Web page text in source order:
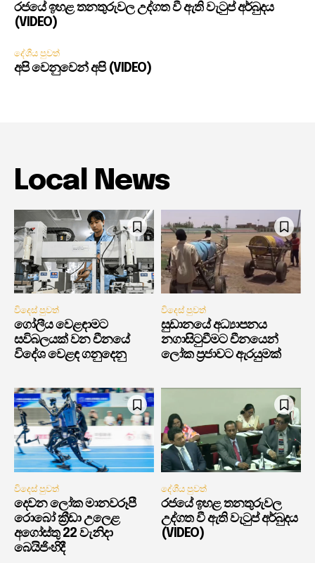
රජයේ ඉහළ තනතුරුවල උද්ගත වී ඇති වැටුප් අර්බුදය
(VIDEO)
දේශීය පුවත්
අපි වෙනුවෙන් අපි (VIDEO)
Local News
විදෙස් පුවත්
ගෝලීය වෙළඳාමට
සවිබලයක් වන චීනයේ
විදේශ වෙළඳ ගනුදෙනු
විදෙස් පුවත්
සුඩානයේ අධ්‍යාපනය
නගාසිටුවීමට චීනයෙන්
ලෝක ප්‍රජාවට ඇරයුමක්
විදෙස් පුවත්
දෙවන ලෝක මානවරූපී
රොබෝ ක්‍රීඩා උලෙළ
අගෝස්තු 22 වැනිදා
බෙයිජිංහිදී
දේශීය පුවත්
රජයේ ඉහළ තනතුරුවල
උද්ගත වී ඇති වැටුප් අර්බුදය
(VIDEO)